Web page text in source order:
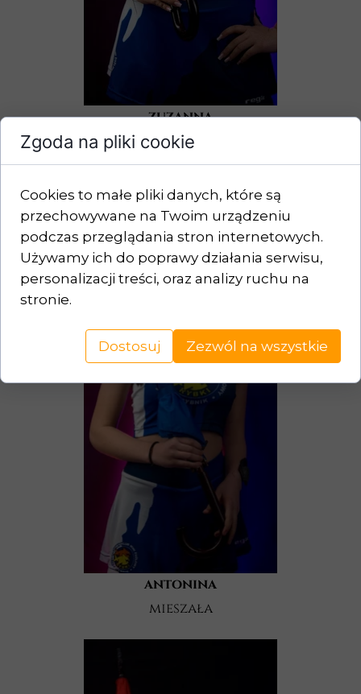
zuzanna
pawelec
antonina
mieszała
Zgoda na pliki cookie
Cookies to małe pliki danych, które są
przechowywane na Twoim urządzeniu
podczas przeglądania stron internetowych.
Używamy ich do poprawy działania serwisu,
personalizacji treści, oraz analizy ruchu na
stronie.
Dostosuj Zezwól na wszystkie